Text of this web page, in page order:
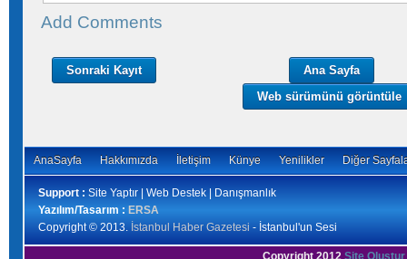
Add Comments
Sonraki Kayıt
Ana Sayfa
Web sürümünü görüntüle
AnaSayfa Hakkımızda İletişim Künye Yenilikler Diğer
Support : Site Yaptır | Web Destek | Danışmanlık
Yazılım/Tasarım : ERSA
Copyright © 2013. İstanbul Haber Gazetesi - İstanbul'un Sesi
Copyright 2012 Site Oluştur